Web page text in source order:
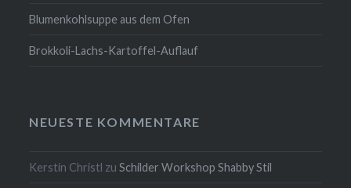
Blumenkohlsuppe aus dem Ofen
Brokkoli-Lachs-Kartoffel-Auflauf
NEUESTE KOMMENTARE
Kerstin Christl zuSchilder Workshop Shabby Stil